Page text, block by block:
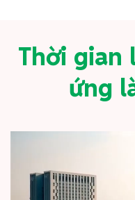
Thời gian
ứng